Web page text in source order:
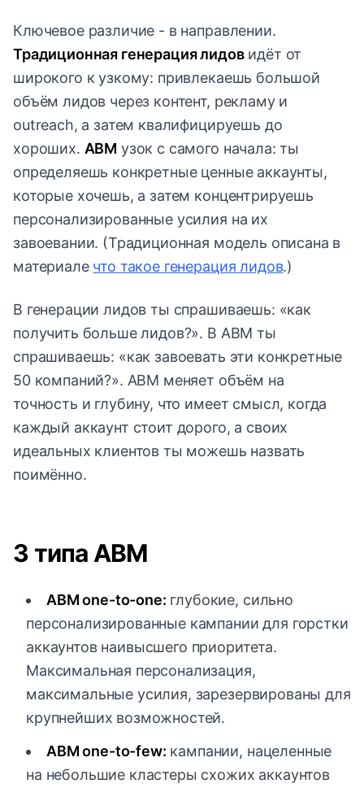
Ключевое различие - в направлении.
Традиционная генерация лидовидёт от
широкого к узкому: привлекаешь большой
объём лидов через контент, рекламу и
outreach, а затем квалифицируешь до
хороших. ABM узок с самого начала: ты
определяешь конкретные ценные аккаунты,
которые хочешь, а затем концентрируешь
персонализированные усилия на их
завоевании. (Традиционная модель описана в
материале что такое генерация лидов.)
В генерации лидов ты спрашиваешь: «как
получить больше лидов?». В ABM ты
спрашиваешь: «как завоевать эти конкретные
50 компаний?». ABM меняет объём на
точность и глубину, что имеет смысл, когда
каждый аккаунт стоит дорого, а своих
идеальных клиентов ты можешь назвать
поимённо.
3 типа ABM
ABM one-to-one: глубокие, сильно
персонализированные кампании для горстки
аккаунтов наивысшего приоритета.
Максимальная персонализация,
максимальные усилия, зарезервированы для
крупнейших возможностей.
ABM one-to-few: кампании, нацеленные
на небольшие кластеры схожих аккаунтов